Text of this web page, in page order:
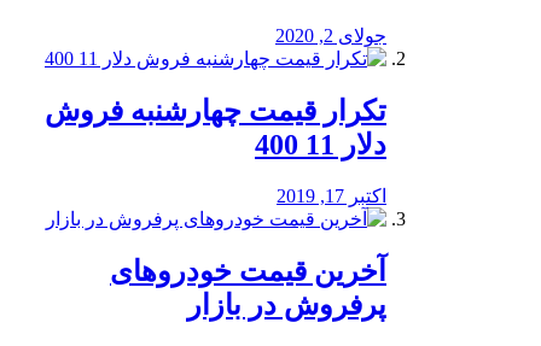
جولای 2, 2020
تکرار قیمت چهارشنبه فروش
دلار 11 400
اکتبر 17, 2019
آخرین قیمت خودرو‌های
پرفروش در بازار